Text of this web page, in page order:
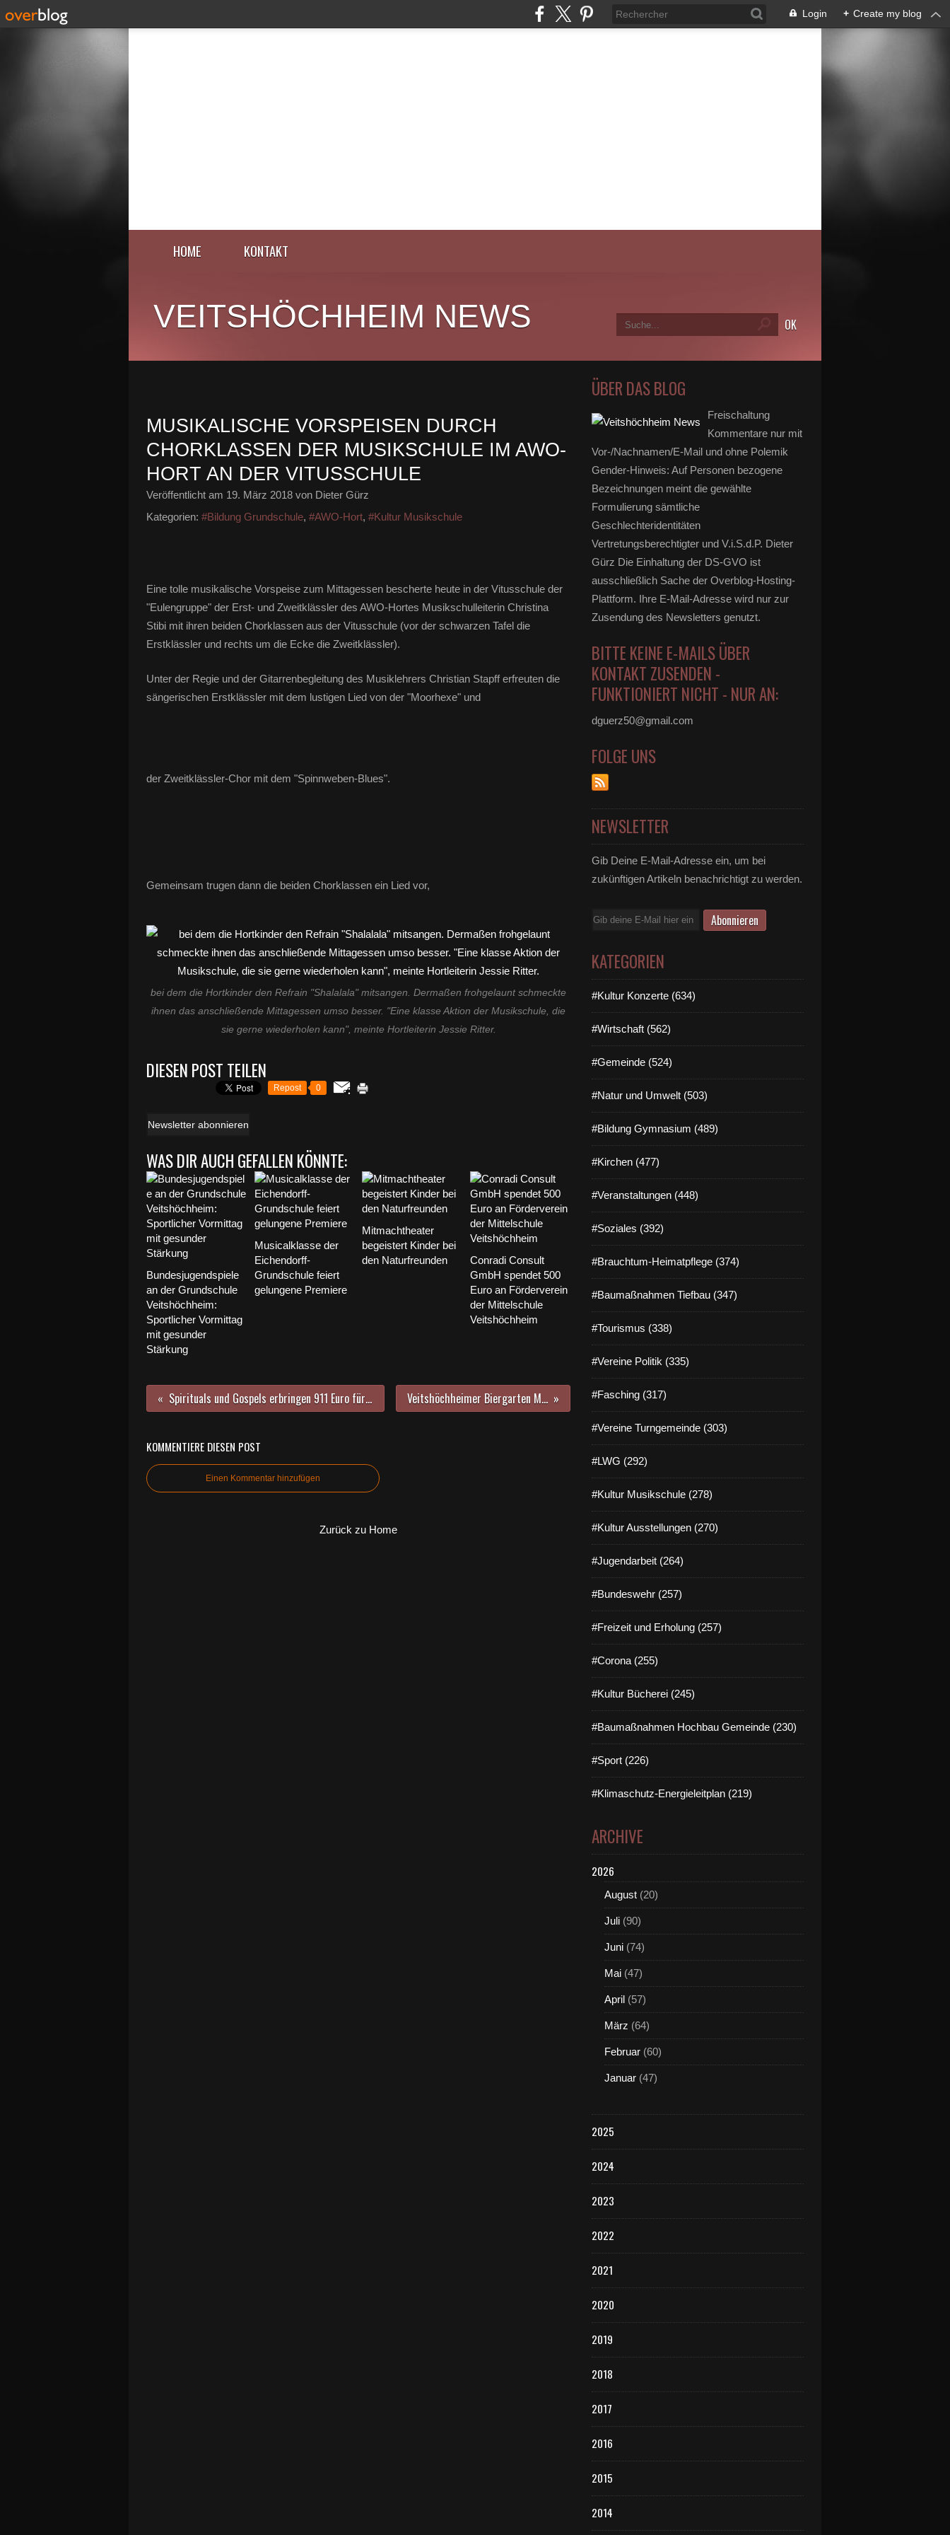
Login + Create my blog
HOME KONTAKT
VEITSHÖCHHEIM NEWS
MUSIKALISCHE VORSPEISEN DURCH
CHORKLASSEN DER MUSIKSCHULE IM AWO-
HORT AN DER VITUSSCHULE
Veröffentlicht am 19. März 2018 von Dieter Gürz
Kategorien: #Bildung Grundschule, #AWO-Hort, #Kultur Musikschule
Eine tolle musikalische Vorspeise zum Mittagessen bescherte heute in der Vitusschule der
"Eulengruppe" der Erst- und Zweitklässler des AWO-Hortes Musikschulleiterin Christina
Stibi mit ihren beiden Chorklassen aus der Vitusschule (vor der schwarzen Tafel die
Erstklässler und rechts um die Ecke die Zweitklässler).
Unter der Regie und der Gitarrenbegleitung des Musiklehrers Christian Stapff erfreuten die
sängerischen Erstklässler mit dem lustigen Lied von der "Moorhexe" und
der Zweitklässler-Chor mit dem "Spinnweben-Blues".
Gemeinsam trugen dann die beiden Chorklassen ein Lied vor,
bei dem die Hortkinder den Refrain "Shalalala" mitsangen. Dermaßen frohgelaunt schmeckte
ihnen das anschließende Mittagessen umso besser. "Eine klasse Aktion der Musikschule, die
sie gerne wiederholen kann", meinte Hortleiterin Jessie Ritter.
DIESEN POST TEILEN
Repost 0
Newsletter abonnieren
WAS DIR AUCH GEFALLEN KÖNNTE:
Bundesjugendspiele
an der Grundschule
Veitshöchheim:
Sportlicher Vormittag
mit gesunder
Stärkung
Musicalklasse der
Eichendorff-
Grundschule feiert
gelungene Premiere
Mitmachtheater
begeistert Kinder bei
den Naturfreunden
Conradi Consult
GmbH spendet 500
Euro an Förderverein
der Mittelschule
Veitshöchheim
Spirituals und Gospels erbringen 911 Euro für afrikanische Frauen - Mitreißendes Troubadour-Benefizkonzert in der Kuratiekirche Veitshöchheimer Biergarten Meegärtle macht mit beim Mittagstisch für Senioren des KU
KOMMENTIERE DIESEN POST
Einen Kommentar hinzufügen
Zurück zu Home
ÜBER DAS BLOG
Freischaltung
Kommentare nur mit
Vor-/Nachnamen/E-Mail und ohne Polemik
Gender-Hinweis: Auf Personen bezogene
Bezeichnungen meint die gewählte
Formulierung sämtliche
Geschlechteridentitäten
Vertretungsberechtigter und V.i.S.d.P. Dieter
Gürz Die Einhaltung der DS-GVO ist
ausschließlich Sache der Overblog-Hosting-
Plattform. Ihre E-Mail-Adresse wird nur zur
Zusendung des Newsletters genutzt.
BITTE KEINE E-MAILS ÜBER
KONTAKT ZUSENDEN -
FUNKTIONIERT NICHT - NUR AN:
dguerz50@gmail.com
FOLGE UNS
NEWSLETTER
Gib Deine E-Mail-Adresse ein, um bei
zukünftigen Artikeln benachrichtigt zu werden.
E-
KATEGORIEN
#Kultur Konzerte (634)
#Wirtschaft (562)
#Gemeinde (524)
#Natur und Umwelt (503)
#Bildung Gymnasium (489)
#Kirchen (477)
#Veranstaltungen (448)
#Soziales (392)
#Brauchtum-Heimatpflege (374)
#Baumaßnahmen Tiefbau (347)
#Tourismus (338)
#Vereine Politik (335)
#Fasching (317)
#Vereine Turngemeinde (303)
#LWG (292)
#Kultur Musikschule (278)
#Kultur Ausstellungen (270)
#Jugendarbeit (264)
#Bundeswehr (257)
#Freizeit und Erholung (257)
#Corona (255)
#Kultur Bücherei (245)
#Baumaßnahmen Hochbau Gemeinde (230)
#Sport (226)
#Klimaschutz-Energieleitplan (219)
ARCHIVE
2026
August (20)
Juli (90)
Juni (74)
Mai (47)
April (57)
März (64)
Februar (60)
Januar (47)
2025
2024
2023
2022
2021
2020
2019
2018
2017
2016
2015
2014